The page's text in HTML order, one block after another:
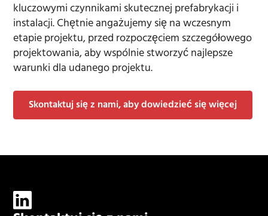
kluczowymi czynnikami skutecznej prefabrykacji i
instalacji. Chętnie angażujemy się na wczesnym
etapie projektu, przed rozpoczęciem szczegółowego
projektowania, aby wspólnie stworzyć najlepsze
warunki dla udanego projektu.
Skontaktuj się z nami, aby dowiedzieć się więcej